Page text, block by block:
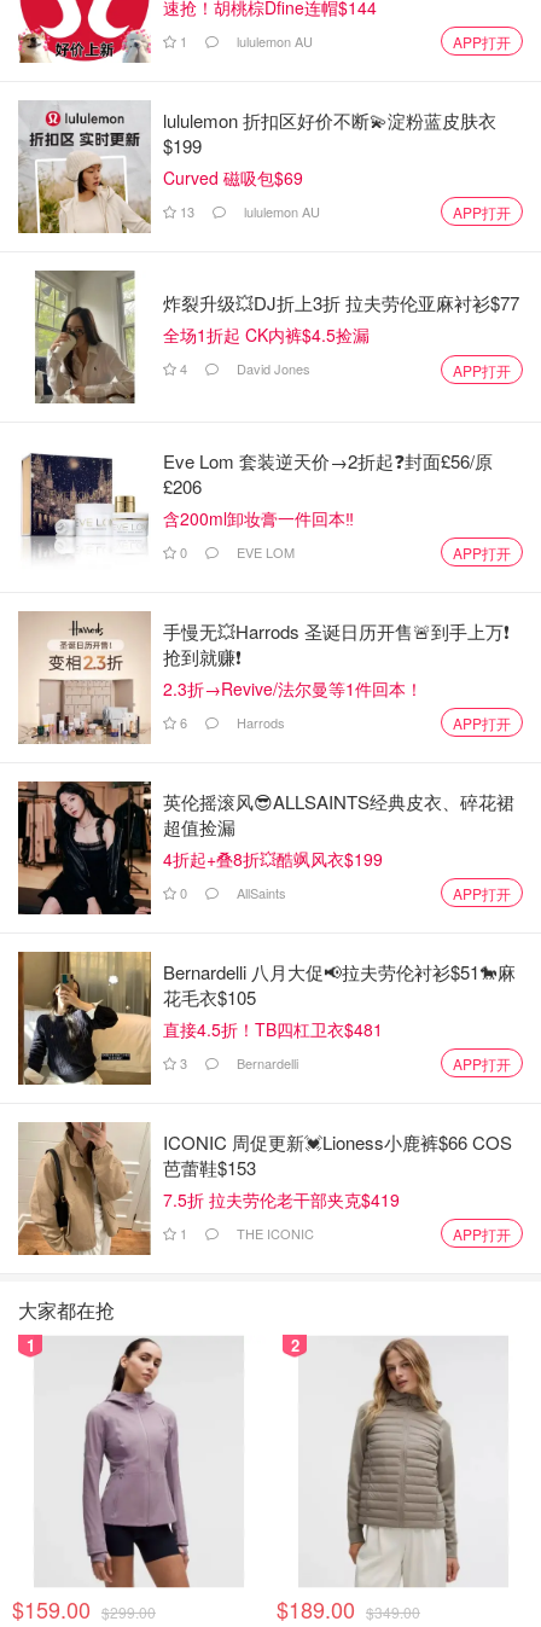
速抢！胡桃棕Dfine连帽$144
1 lululemon AU APP打开
lululemon 折扣区好价不断💫淀粉蓝皮肤衣
$199
Curved 磁吸包$69
13 lululemon AU APP打开
炸裂升级💥DJ折上3折 拉夫劳伦亚麻衬衫$77
全场1折起 CK内裤$4.5捡漏
4 David Jones APP打开
Eve Lom 套装逆天价→2折起❓封面£56/原
£206
含200ml卸妆膏一件回本‼️
0 EVE LOM APP打开
手慢无💥Harrods 圣诞日历开售🚨到手上万❗️
抢到就赚❗️
2.3折→Revive/法尔曼等1件回本！
6 Harrods APP打开
英伦摇滚风😎ALLSAINTS经典皮衣、碎花裙
超值捡漏
4折起+叠8折💥酷飒风衣$199
0 AllSaints APP打开
Bernardelli 八月大促📢拉夫劳伦衬衫$51🐎麻
花毛衣$105
直接4.5折！TB四杠卫衣$481
3 Bernardelli APP打开
ICONIC 周促更新💓Lioness小鹿裤$66 COS
芭蕾鞋$153
7.5折 拉夫劳伦老干部夹克$419
1 THE ICONIC APP打开
大家都在抢
1
$159.00 $299.00
2
$189.00 $349.00